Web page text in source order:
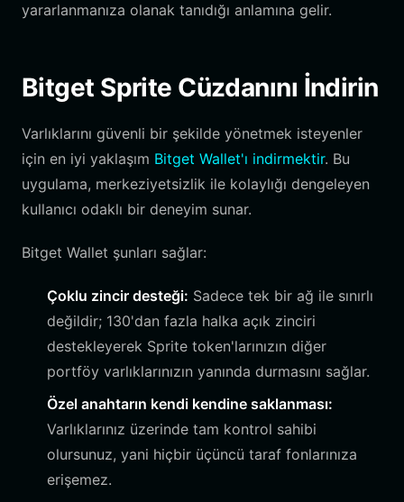
yararlanmanıza olanak tanıdığı anlamına gelir.
Bitget Sprite Cüzdanını İndirin
Varlıklarını güvenli bir şekilde yönetmek isteyenler
için en iyi yaklaşım Bitget Wallet'ı indirmektir. Bu
uygulama, merkeziyetsizlik ile kolaylığı dengeleyen
kullanıcı odaklı bir deneyim sunar.
Bitget Wallet şunları sağlar:
Çoklu zincir desteği: Sadece tek bir ağ ile sınırlı
değildir; 130'dan fazla halka açık zinciri
destekleyerek Sprite token'larınızın diğer
portföy varlıklarınızın yanında durmasını sağlar.
Özel anahtarın kendi kendine saklanması:
Varlıklarınız üzerinde tam kontrol sahibi
olursunuz, yani hiçbir üçüncü taraf fonlarınıza
erişemez.